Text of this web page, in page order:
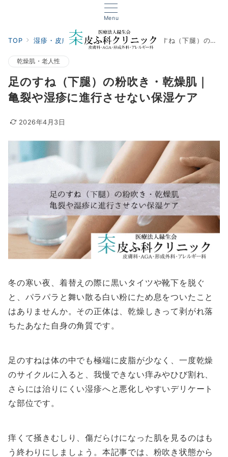
Menu
TOP 湿疹・皮膚炎 乾燥肌・老人性 足のすね（下腿）の粉吹き・乾燥肌｜亀裂や湿疹に進行させない保湿ケア
乾燥肌・老人性
足のすね（下腿）の粉吹き・乾燥肌｜
亀裂や湿疹に進行させない保湿ケア
2026年4月3日
冬の寒い夜、着替えの際に黒いタイツや靴下を脱ぐ
と、パラパラと舞い散る白い粉にため息をついたこと
はありませんか。その正体は、乾燥しきって剥がれ落
ちたあなた自身の角質です。
足のすねは体の中でも極端に皮脂が少なく、一度乾燥
のサイクルに入ると、我慢できない痒みやひび割れ、
さらには治りにくい湿疹へと悪化しやすいデリケート
な部位です。
痒くて掻きむしり、傷だらけになった肌を見るのはも
う終わりにしましょう。本記事では、粉吹き状態から